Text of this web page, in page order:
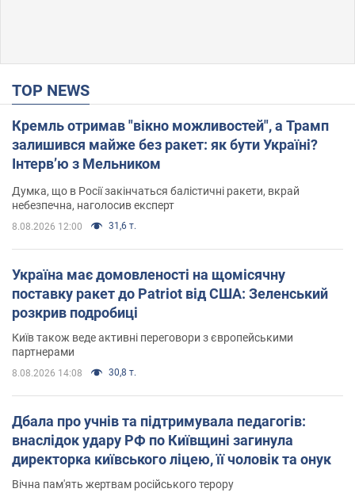
TOP NEWS
Кремль отримав "вікно можливостей", а Трамп
залишився майже без ракет: як бути Україні?
Інтерв’ю з Мельником
Думка, що в Росії закінчаться балістичні ракети, вкрай
небезпечна, наголосив експерт
8.08.2026 12:00 31,6 т.
Україна має домовленості на щомісячну
поставку ракет до Patriot від США: Зеленський
розкрив подробиці
Київ також веде активні переговори з європейськими
партнерами
8.08.2026 14:08 30,8 т.
Дбала про учнів та підтримувала педагогів:
внаслідок удару РФ по Київщині загинула
директорка київського ліцею, її чоловік та онук
Вічна пам'ять жертвам російського терору